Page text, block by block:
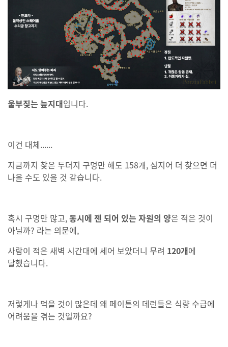
울부짖는 늪지대입니다.
이건 대체......
지금까지 찾은 두더지 구멍만 해도 158개, 심지어 더 찾으면 더
나올 수도 있을 것 같습니다.
혹시 구멍만 많고,동시에 젠 되어 있는 자원의 양은 적은 것이
아닐까? 라는 의문에,
사람이 적은 새벽 시간대에 세어 보았더니 무려 120개에
달했습니다.
저렇게나 먹을 것이 많은데 왜 페이튼의 데런들은 식량 수급에
어려움을 겪는 것일까요?